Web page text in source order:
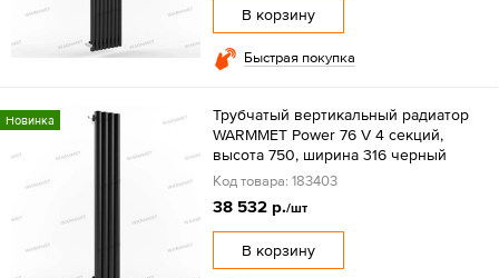
В корзину
Быстрая покупка
Новинка
Трубчатый вертикальный радиатор
WARMMET Power 76 V 4 секций,
высота 750, ширина 316 черный
Код товара: 183403
38 532 р./шт
В корзину